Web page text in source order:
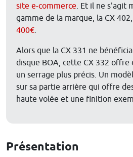
site e-commerce. Et il ne s'agit
gamme de la marque, la CX 402,
400€.
Alors que la CX 331 ne
disque BOA, cette CX 332 offre
un serrage plus précis. Un
sur sa partie arrière qui offre
haute volée et une finition
Présentation